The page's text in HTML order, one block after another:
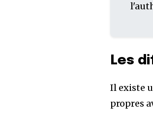
Les
Il existe
propres